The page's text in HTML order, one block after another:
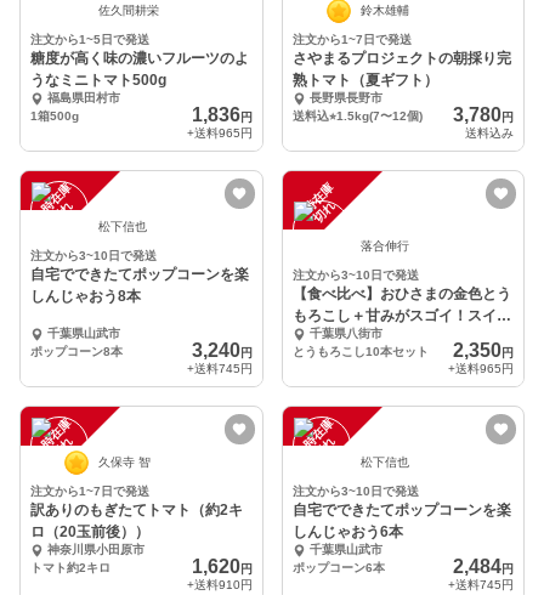
佐久間耕栄
注文から1~5日で発送
糖度が高く味の濃いフルーツのよ
うなミニトマト500g
福島県田村市
1箱500g
1,836円
+送料965円
鈴木雄輔
注文から1~7日で発送
さやまるプロジェクトの朝採り完
熟トマト（夏ギフト）
長野県長野市
送料込⭐︎1.5kg(7〜12個)
3,780円
送料込み
一
時
在
庫
切
れ
松下信也
注文から3~10日で発送
自宅でできたてポップコーンを楽
しんじゃおう8本
千葉県山武市
ポップコーン8本
3,240円
+送料745円
一
時
在
庫
切
れ
落合伸行
注文から3~10日で発送
【食べ比べ】おひさまの金色とう
もろこし＋甘みがスゴイ！スイー
ツコーン
千葉県八街市
とうもろこし10本セット
2,350円
+送料965円
一
時
在
庫
切
れ
久保寺 智
注文から1~7日で発送
訳ありのもぎたてトマト（約2キ
ロ（20玉前後））
神奈川県小田原市
トマト約2キロ
1,620円
+送料910円
一
時
在
庫
切
れ
松下信也
注文から3~10日で発送
自宅でできたてポップコーンを楽
しんじゃおう6本
千葉県山武市
ポップコーン6本
2,484円
+送料745円